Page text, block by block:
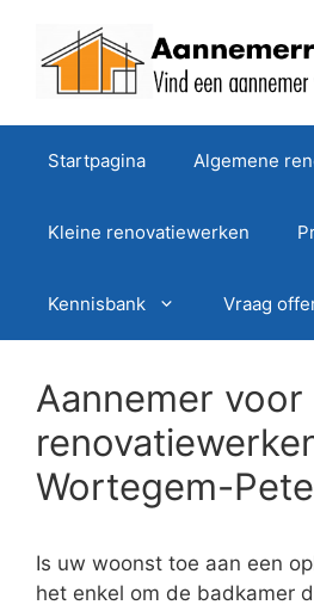
Startpagina Algemene
Kleine renovatiewerken
Kennisbank Vraag
Aannemer voor
Wortegem-
Is uw woonst toe aan een
het enkel om de badkamer